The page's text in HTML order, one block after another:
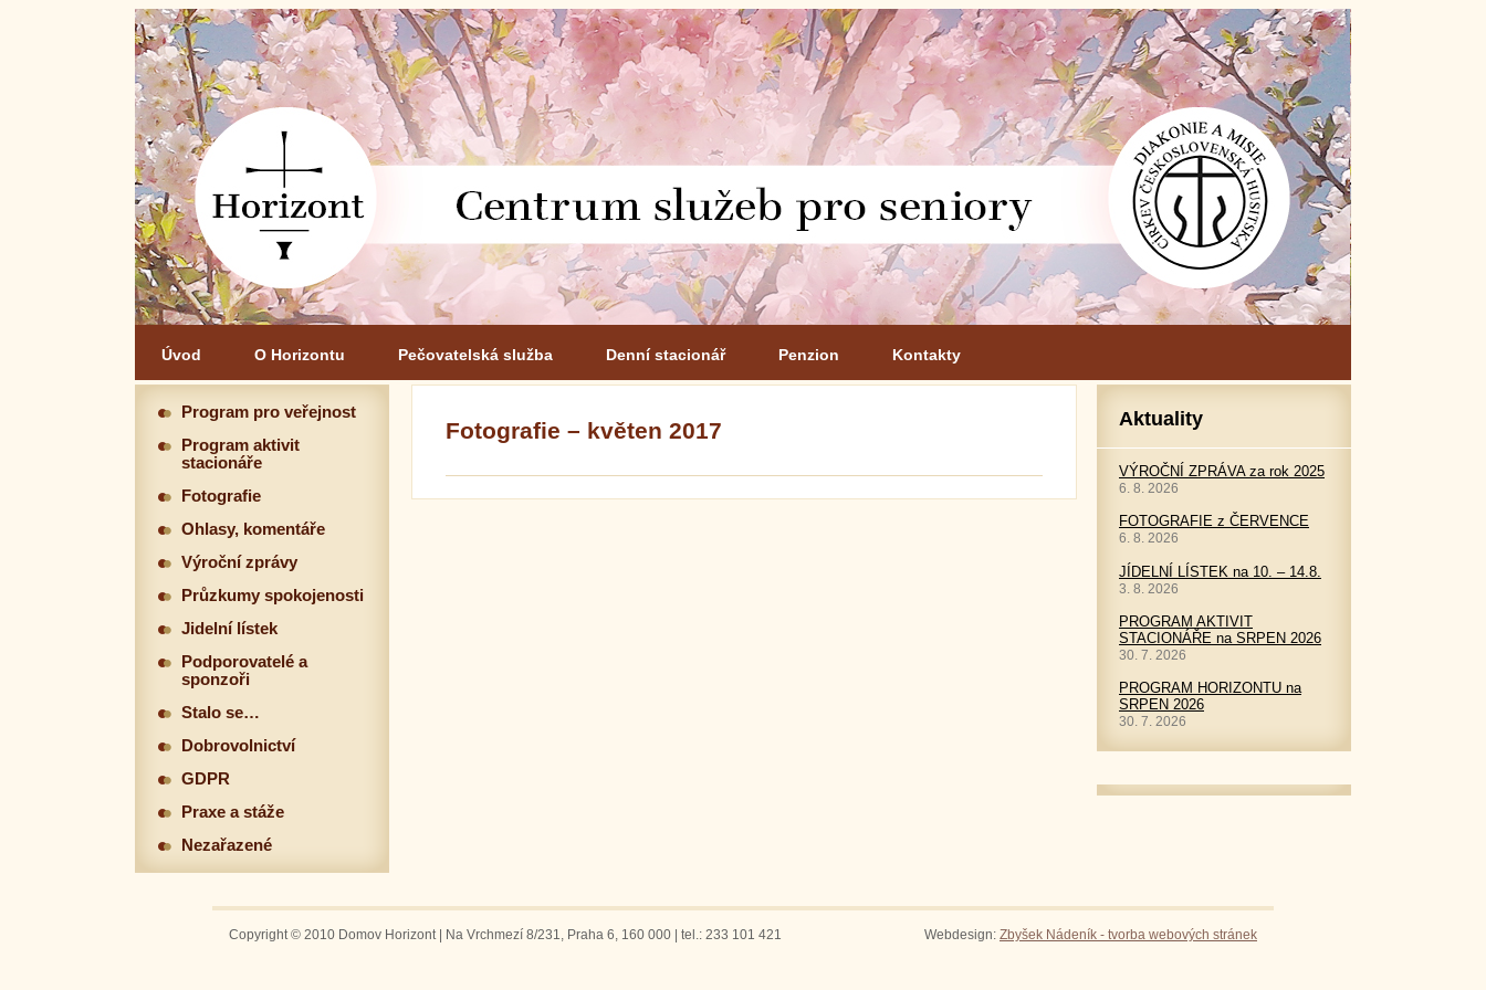
Úvod O Horizontu Pečovatelská služba Denní stacionář Penzion Kontakty
Fotografie – květen 2017
Program pro veřejnost
Program aktivit
stacionáře
Fotografie
Ohlasy, komentáře
Výroční zprávy
Průzkumy spokojenosti
Jidelní lístek
Podporovatelé a
sponzoři
Stalo se…
Dobrovolnictví
GDPR
Praxe a stáže
Nezařazené
Aktuality
VÝROČNÍ ZPRÁVA za rok 2025
6. 8. 2026
FOTOGRAFIE z ČERVENCE
6. 8. 2026
JÍDELNÍ LÍSTEK na 10. – 14.8.
3. 8. 2026
PROGRAM AKTIVIT
STACIONÁŘE na SRPEN 2026
30. 7. 2026
PROGRAM HORIZONTU na
SRPEN 2026
30. 7. 2026
Copyright © 2010 Domov Horizont | Na Vrchmezí 8/231, Praha 6, 160 000 | tel.: 233 101 421 Webdesign: Zbyšek Nádeník - tvorba webových stránek